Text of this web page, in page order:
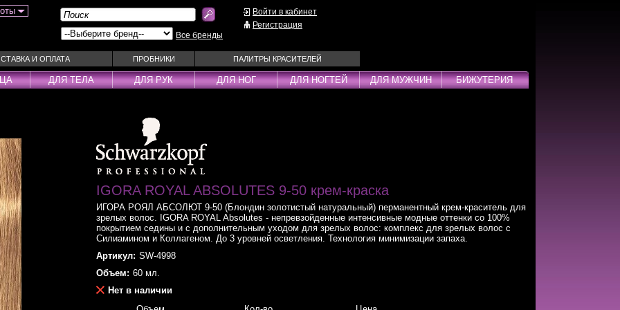
Все бренды
Войти в кабинет
Регистрация
И ОПЛАТА ПРОБНИКИ ПАЛИТРЫ КРАСИТЕЛЕЙ
Наборы
Несмываемые уходы
Оттеночные уходы
Парфюм
Паста
Пена
Сыворотки
Тонирующие средства
Укладка / Стайлинг
Эликсиры
Эмульсии
ДЛЯ ТЕЛА ДЛЯ РУК ДЛЯ НОГ ДЛЯ НОГТЕЙ ДЛЯ МУЖЧИН БИЖУТЕРИЯ
IGORA ROYAL ABSOLUTES 9-50 крем-краска
ИГОРА РОЯЛ АБСОЛЮТ 9-50 (Блондин золотистый натуральный) перманентный крем-краситель для
зрелых волос. IGORA ROYAL Absolutes - непревзойденные интенсивные модные оттенки со 100%
покрытием седины и с дополнительным уходом для зрелых волос: комплекс для зрелых волос с
Силиамином и Коллагеном. До 3 уровней осветления. Технология минимизации запаха.
Артикул: SW-4998
Объем: 60 мл.
Нет в наличии